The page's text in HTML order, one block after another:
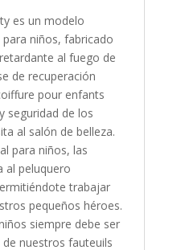
es un modelo
niños, fabricado
al fuego de
de recuperación
pour enfants
seguridad de los
al salón de belleza.
para niños, las
al peluquero
trabajar
pequeños héroes.
siempre debe ser
nuestros fauteuils